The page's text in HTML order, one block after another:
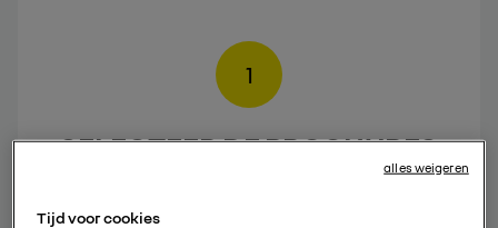
1
SELECTEER DE BROCHURES
DIE JE WIL DOWNLOADEN
Tijd voor cookies
alles weigeren